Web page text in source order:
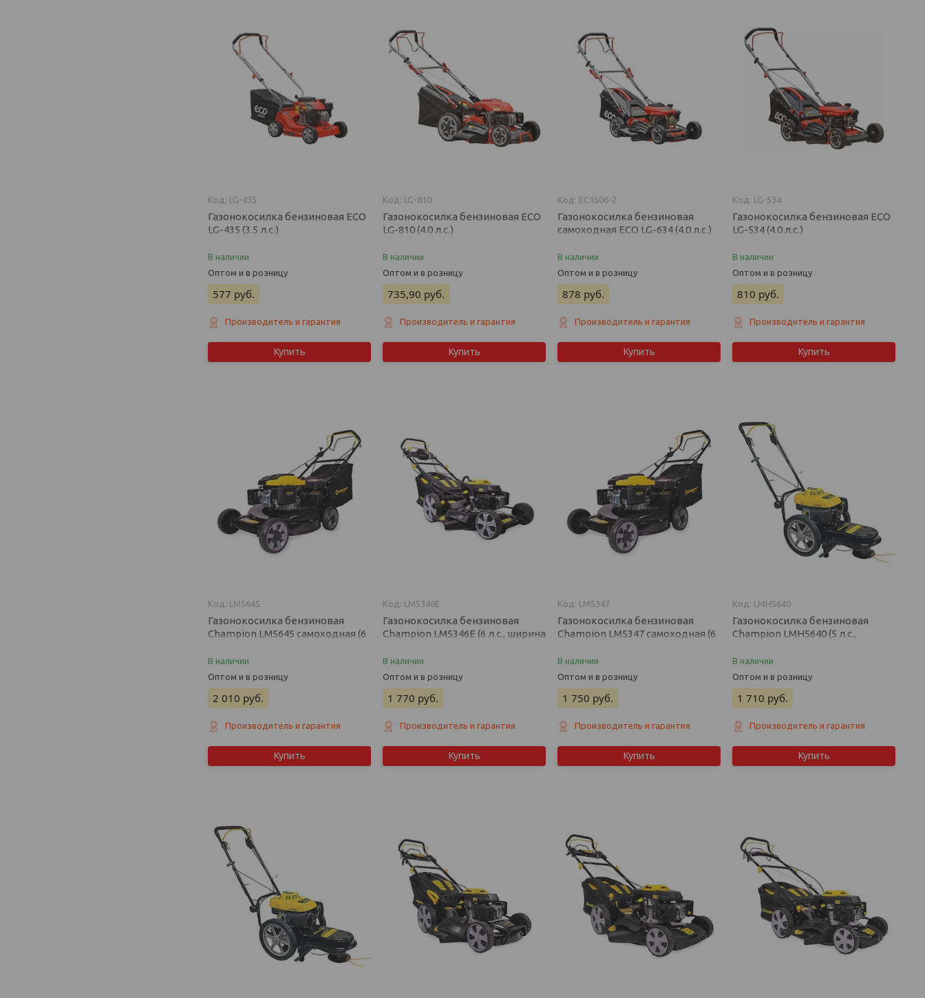
LG-435
Газонокосилка бензиновая ECO
LG-435 (3.5 л.с.)
В наличии
Оптом и в розницу
577 руб.
Производитель и гарантия
Купить
LG-810
Газонокосилка бензиновая ECO
LG-810 (4.0 л.с.)
В наличии
Оптом и в розницу
735,90 руб.
Производитель и гарантия
Купить
EC1506-2
Газонокосилка бензиновая
самоходная ECO LG-634 (4.0 л.с.)
В наличии
Оптом и в розницу
878 руб.
Производитель и гарантия
Купить
LG-534
Газонокосилка бензиновая ECO
LG-534 (4.0 л.с.)
В наличии
Оптом и в розницу
810 руб.
Производитель и гарантия
Купить
LM5645
Газонокосилка бензиновая
Champion LM5645 самоходная (6
мм)
В наличии
Оптом и в розницу
2 010 руб.
Производитель и гарантия
Купить
LM5346E
Газонокосилка бензиновая
Champion LM5346E (6 л.с., ширина
электростартер)
В наличии
Оптом и в розницу
1 770 руб.
Производитель и гарантия
Купить
LM5347
Газонокосилка бензиновая
Champion LM5347 самоходная (6
мм)
В наличии
Оптом и в розницу
1 750 руб.
Производитель и гарантия
Купить
LMH5640
Газонокосилка бензиновая
Champion LMH5640 (5 л.с.,
В наличии
Оптом и в розницу
1 710 руб.
Производитель и гарантия
Купить